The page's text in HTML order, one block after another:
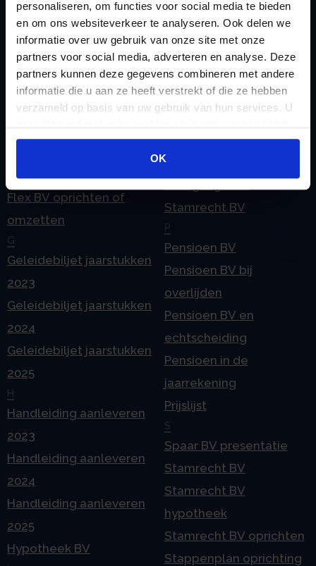
personaliseren, om functies voor social media te bieden
en om ons websiteverkeer te analyseren. Ook delen we
informatie over uw gebruik van onze site met onze
partners voor social media, adverteren en analyse. Deze
partners kunnen deze gegevens combineren met andere
informatie die u aan ze heeft verstrekt of die ze hebben
verzameld op basis van uw gebruik van hun services. U
gebruiken.
OK
Checklist IB 2025 (Word)
Contact
eHerkenning voor uw
Stamrecht BV
Emigratie
Fiscale waardering
Flex BV oprichten of
omzetten
G
Geleidebiljet jaarstukken
2023
Geleidebiljet jaarstukken
2024
Geleidebiljet jaarstukken
2025
H
Handleiding aanleveren
2023
Handleiding aanleveren
2024
Handleiding aanleveren
2025
Hypotheek BV
Ontbinden Stamrecht
BV
Stamrecht BV
Oprichten BV door
Overdracht vanuit
banksparen
Stamrecht BV
P
Pensioen BV
Pensioen BV bij
overlijden
Pensioen BV en
echtscheiding
Pensioen in de
jaarrekening
Prijslijst
S
Spaar BV presentatie
Stamrecht BV
Stamrecht BV
hypotheek
Stamrecht BV oprichten
Stappenplan oprichting